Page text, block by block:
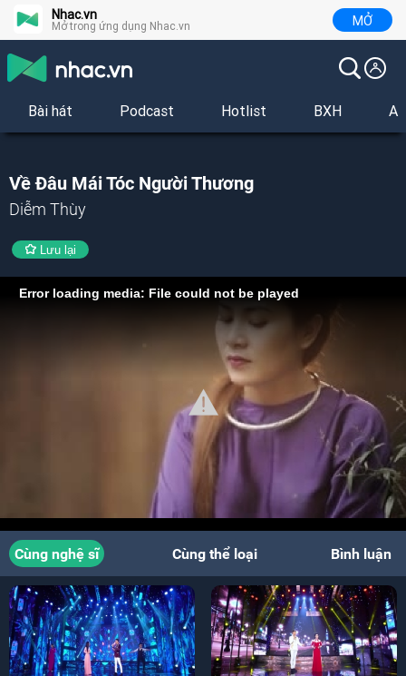
Nhac.vn
Mở trong ứng dụng Nhac.vn MỞ
Bài hát Podcast Hotlist BXH
Về Đâu Mái Tóc Người Thương
Diễm Thùy
Lưu lại
Error loading media: File could not be played
Cùng nghệ sĩ Cùng thể loại Bình luận